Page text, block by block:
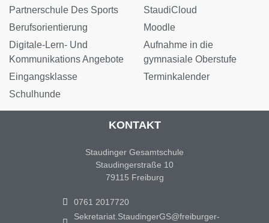
Partnerschule Des Sports
Berufsorientierung
Digitale-Lern- Und
Kommunikations Angebote
Eingangsklasse
Schulhunde
StaudiCloud
Moodle
Aufnahme in die
gymnasiale Oberstufe
Terminkalender
KONTAKT
Staudinger Gesamtschule
Staudingerstraße 10
79115 Freiburg
0761 2017720
Sekretariat.StaudingerGS@freiburger-